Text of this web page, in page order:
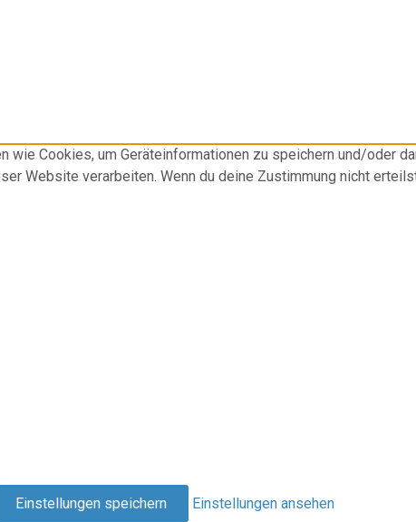
Cookies, um Geräteinformationen zu speichern und/oder
Website verarbeiten. Wenn du deine Zustimmung nicht
Einstellungen speichern Einstellungen ansehen